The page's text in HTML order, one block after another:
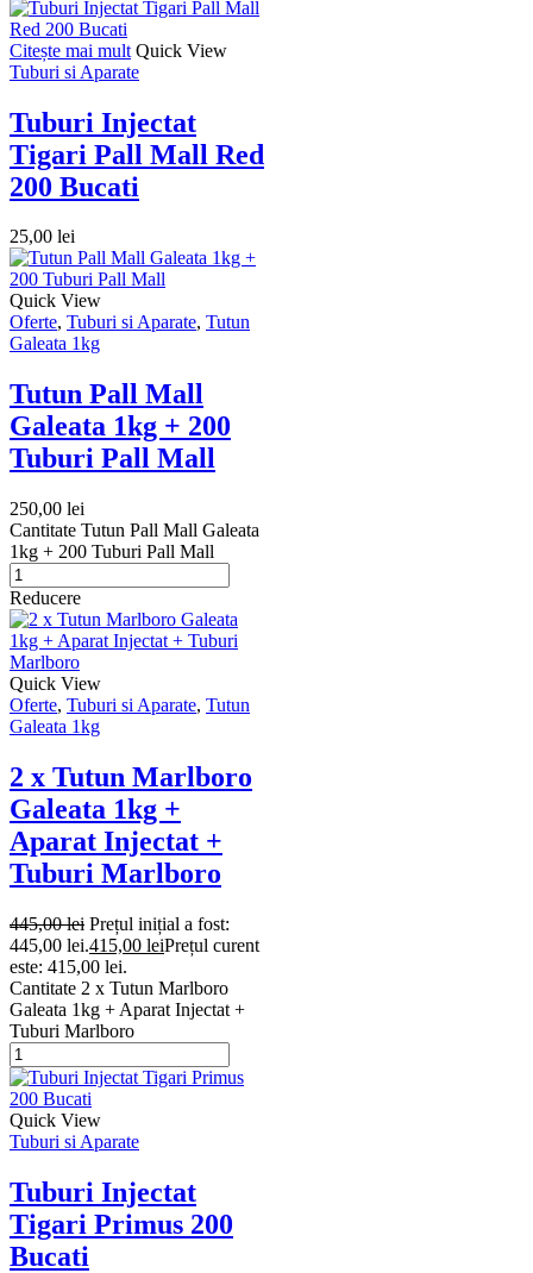
Citește mai mult Quick View
Tuburi si Aparate
Tuburi Injectat
Tigari Pall Mall Red
200 Bucati
25,00 lei
Quick View
Oferte, Tuburi si Aparate, Tutun
Galeata 1kg
Tutun Pall Mall
Galeata 1kg + 200
Tuburi Pall Mall
250,00 lei
Cantitate Tutun Pall Mall Galeata
1kg + 200 Tuburi Pall Mall
Reducere
Quick View
Oferte, Tuburi si Aparate, Tutun
Galeata 1kg
2 x Tutun Marlboro
Galeata 1kg +
Aparat Injectat +
Tuburi Marlboro
445,00lei Prețul inițial a fost:
445,00 lei.415,00 leiPrețul curent
este: 415,00 lei.
Cantitate 2 x Tutun Marlboro
Galeata 1kg + Aparat Injectat +
Tuburi Marlboro
Quick View
Tuburi si Aparate
Tuburi Injectat
Tigari Primus 200
Bucati